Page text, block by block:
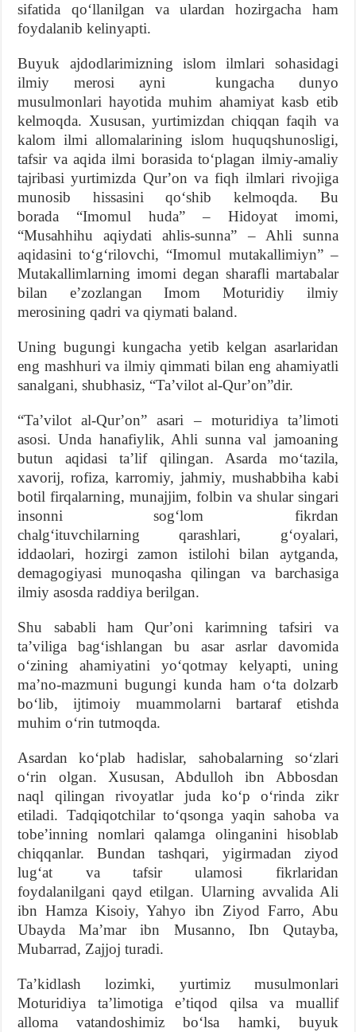
sifatida qoʻllanilgan va ulardan hozirgacha ham
foydalanib kelinyapti.
Buyuk ajdodlarimizning islom ilmlari sohasidagi
ilmiy merosi ayni kungacha dunyo
musulmonlari hayotida muhim ahamiyat kasb etib
kelmoqda. Xususan, yurtimizdan chiqqan faqih va
kalom ilmi allomalarining islom huquqshunosligi,
tafsir va aqida ilmi borasida toʻplagan ilmiy-amaliy
tajribasi yurtimizda Qurʼon va fiqh ilmlari rivojiga
munosib hissasini qoʻshib kelmoqda. Bu
borada “Imomul huda” – Hidoyat imomi,
“Musahhihu aqiydati ahlis-sunna” – Ahli sunna
aqidasini toʻgʻrilovchi, “Imomul mutakallimiyn” –
Mutakallimlarning imomi degan sharafli martabalar
bilan eʼzozlangan Imom Moturidiy ilmiy
merosining qadri va qiymati baland.
Uning bugungi kungacha yetib kelgan asarlaridan
eng mashhuri va ilmiy qimmati bilan eng ahamiyatli
sanalgani, shubhasiz, “Taʼvilot al-Qurʼon”dir.
“Taʼvilot al-Qurʼon” asari – moturidiya taʼlimoti
asosi. Unda hanafiylik, Ahli sunna val jamoaning
butun aqidasi taʼlif qilingan. Asarda moʻtazila,
xavorij, rofiza, karromiy, jahmiy, mushabbiha kabi
botil firqalarning, munajjim, folbin va shular singari
insonni sogʻlom fikrdan
chalgʻituvchilarning qarashlari, gʻoyalari,
iddaolari, hozirgi zamon istilohi bilan aytganda,
demagogiyasi munoqasha qilingan va barchasiga
ilmiy asosda raddiya berilgan.
Shu sababli ham Qurʼoni karimning tafsiri va
taʼviliga bagʻishlangan bu asar asrlar davomida
oʻzining ahamiyatini yoʻqotmay kelyapti, uning
maʼno-mazmuni bugungi kunda ham oʻta dolzarb
boʻlib, ijtimoiy muammolarni bartaraf etishda
muhim oʻrin tutmoqda.
Asardan koʻplab hadislar, sahobalarning soʻzlari
oʻrin olgan. Xususan, Abdulloh ibn Abbosdan
naql qilingan rivoyatlar juda koʻp oʻrinda zikr
etiladi. Tadqiqotchilar toʻqsonga yaqin sahoba va
tobeʼinning nomlari qalamga olinganini hisoblab
chiqqanlar. Bundan tashqari, yigirmadan ziyod
lugʻat va tafsir ulamosi fikrlaridan
foydalanilgani qayd etilgan. Ularning avvalida Ali
ibn Hamza Kisoiy, Yahyo ibn Ziyod Farro, Abu
Ubayda Maʼmar ibn Musanno, Ibn Qutayba,
Mubarrad, Zajjoj turadi.
Taʼkidlash lozimki, yurtimiz musulmonlari
Moturidiya taʼlimotiga eʼtiqod qilsa va muallif
alloma vatandoshimiz boʻlsa hamki, buyuk